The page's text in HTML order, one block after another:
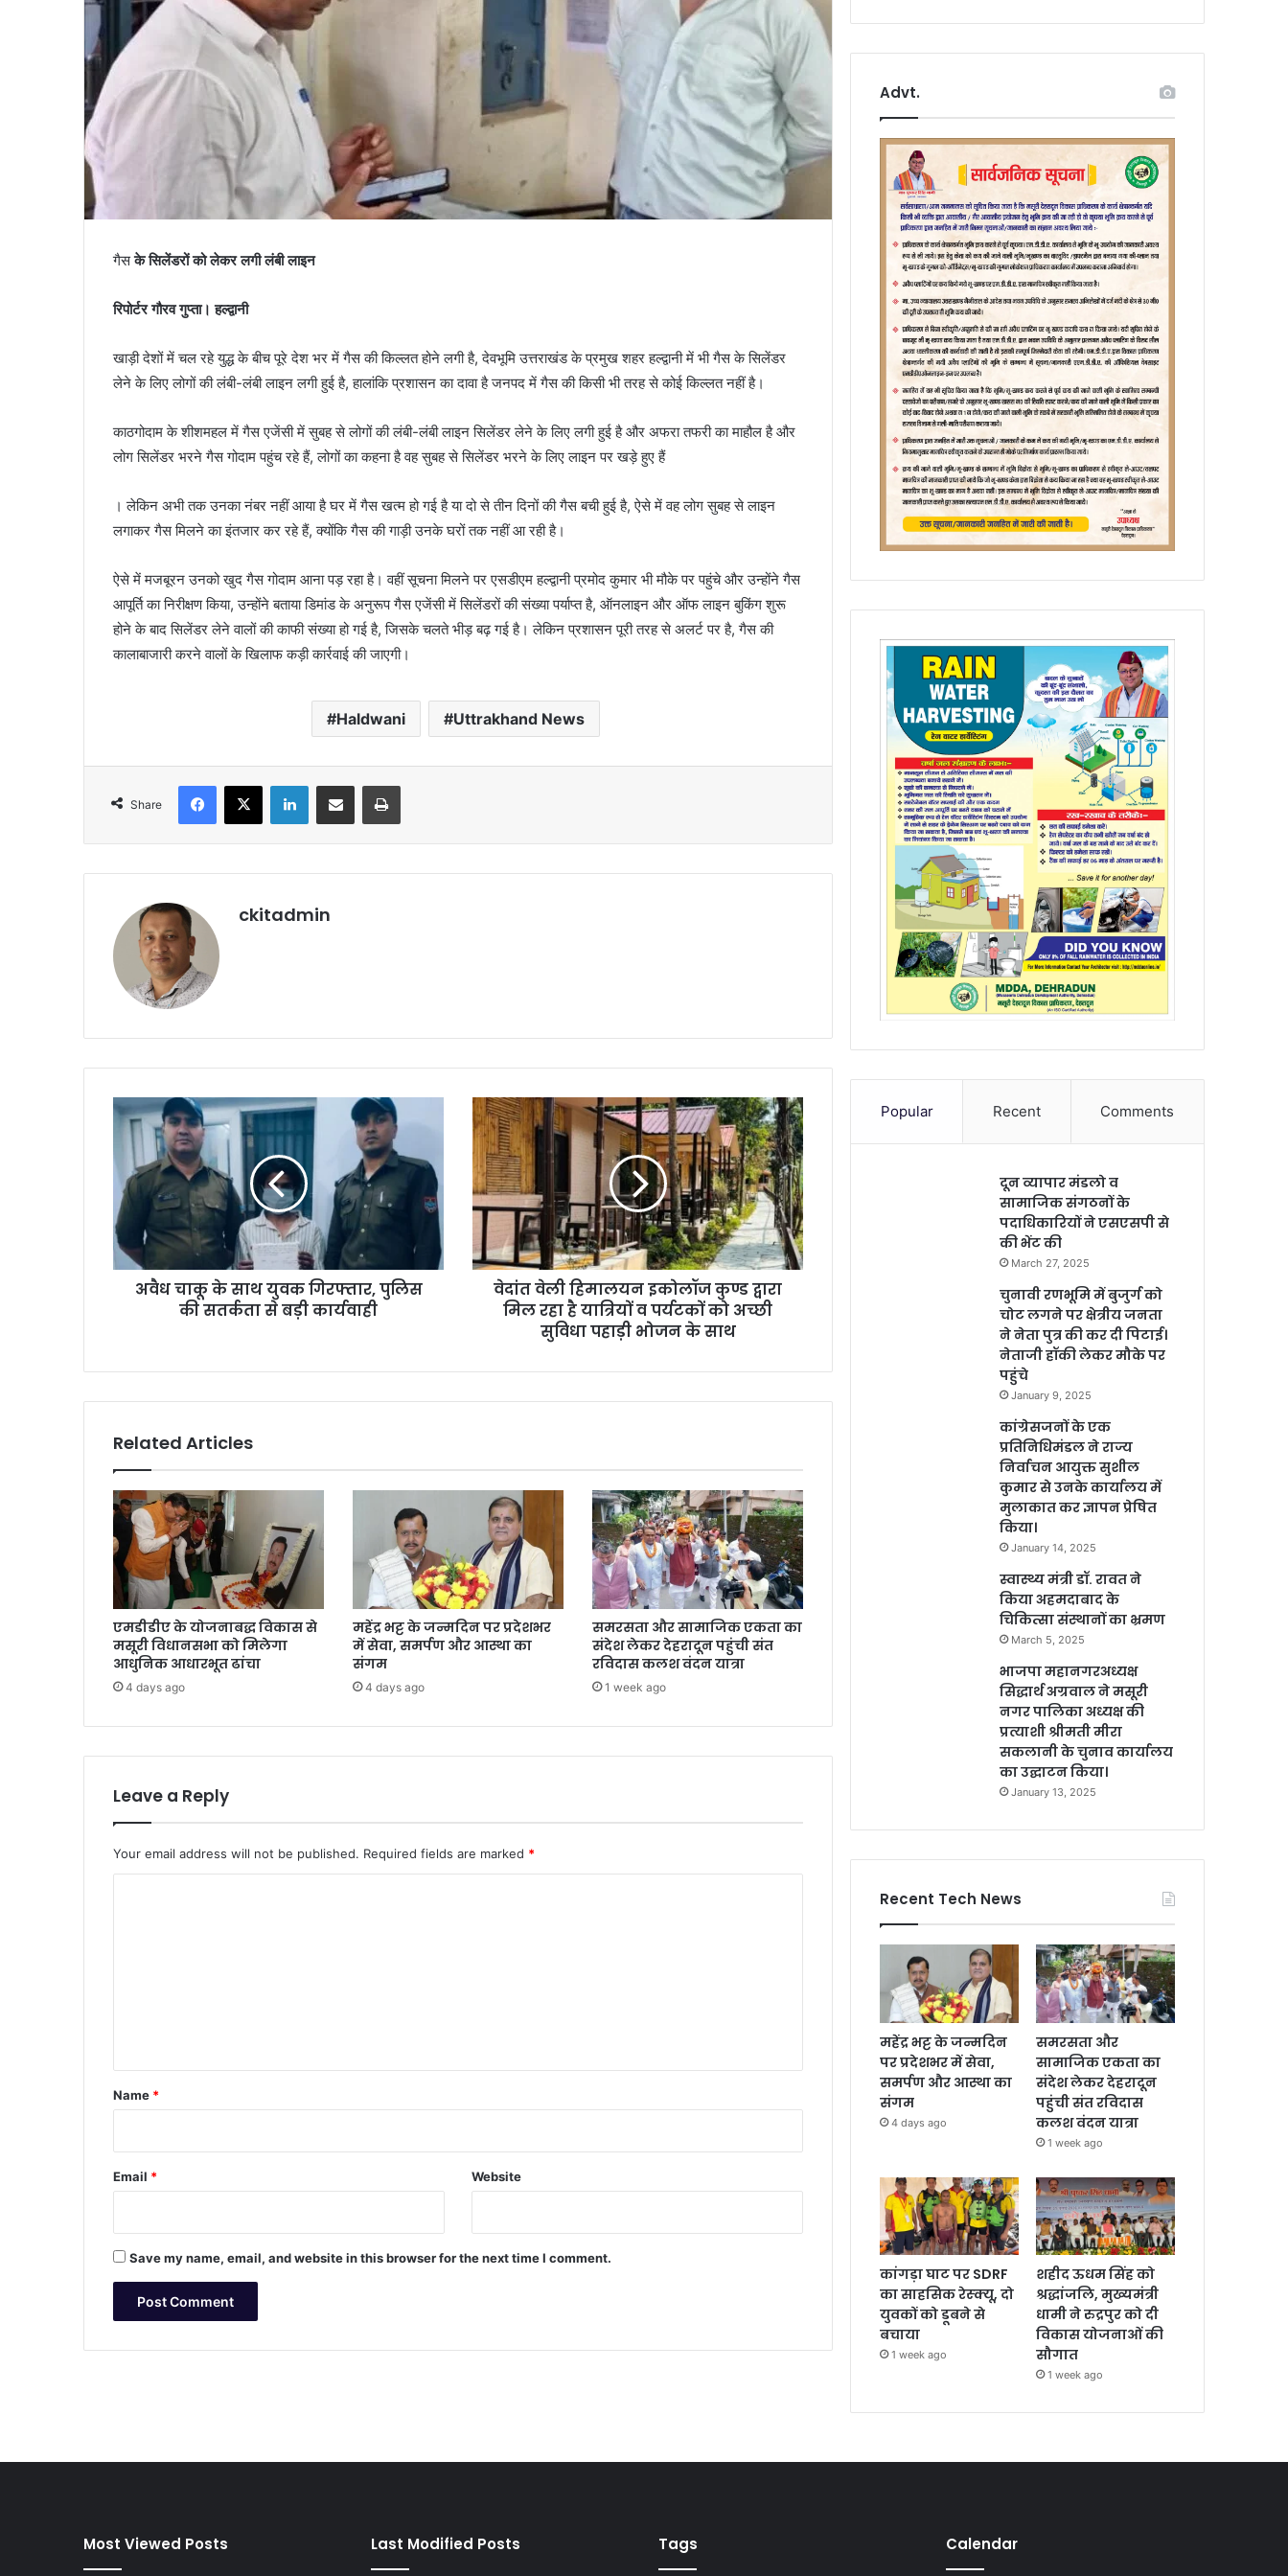
गैसके सिलेंडरों को लेकर लगी लंबी लाइन
रिपोर्टर गौरव गुप्ता। हल्द्वानी
खाड़ी देशों में चल रहे युद्ध के बीच पूरे देश भर में गैस की किल्लत होने लगी है, देवभूमि उत्तराखंड के प्रमुख शहर हल्द्वानी में भी गैस के सिलेंडर
लेने के लिए लोगों की लंबी-लंबी लाइन लगी हुई है, हालांकि प्रशासन का दावा है जनपद में गैस की किसी भी तरह से कोई किल्लत नहीं है।
काठगोदाम के शीशमहल में गैस एजेंसी में सुबह से लोगों की लंबी-लंबी लाइन सिलेंडर लेने के लिए लगी हुई है और अफरा तफरी का माहौल है और
लोग सिलेंडर भरने गैस गोदाम पहुंच रहे हैं, लोगों का कहना है वह सुबह से सिलेंडर भरने के लिए लाइन पर खड़े हुए हैं
। लेकिन अभी तक उनका नंबर नहीं आया है घर में गैस खत्म हो गई है या दो से तीन दिनों की गैस बची हुई है, ऐसे में वह लोग सुबह से लाइन
लगाकर गैस मिलने का इंतजार कर रहे हैं, क्योंकि गैस की गाड़ी उनके घरों तक नहीं आ रही है।
ऐसे में मजबूरन उनको खुद गैस गोदाम आना पड़ रहा है। वहीं सूचना मिलने पर एसडीएम हल्द्वानी प्रमोद कुमार भी मौके पर पहुंचे और उन्होंने गैस
आपूर्ति का निरीक्षण किया, उन्होंने बताया डिमांड के अनुरूप गैस एजेंसी में सिलेंडरों की संख्या पर्याप्त है, ऑनलाइन और ऑफ लाइन बुकिंग शुरू
होने के बाद सिलेंडर लेने वालों की काफी संख्या हो गई है, जिसके चलते भीड़ बढ़ गई है। लेकिन प्रशासन पूरी तरह से अलर्ट पर है, गैस की
कालाबाजारी करने वालों के खिलाफ कड़ी कार्रवाई की जाएगी।
Haldwani Uttrakhand News
Share
ckitadmin
अ
के
सा
थ
यु
फ्ता
लि
स
की
स
र्क
ता
ब
ड़ी
का
र्य
वा
अवैध चाकू के साथ युवक गिरफ्तार, पुलिस
की सतर्कता से बड़ी कार्यवाही
वे
दां
वे
ली
हि
ल
य
ज
मि
ल
है
या
त्रि
यों
व
प
को
प
हा
वेदांत वेली हिमालयन इकोलॉज कुण्ड द्वारा
मिल रहा है यात्रियों व पर्यटकों को अच्छी
सुविधा पहाड़ी भोजन के साथ
Related Articles
एमडीडीए के योजनाबद्ध विकास से
मसूरी विधानसभा को मिलेगा
आधुनिक आधारभूत ढांचा
4 days ago
महेंद्र भट्ट के जन्मदिन पर प्रदेशभर
में सेवा, समर्पण और आस्था का
संगम
4 days ago
समरसता और सामाजिक एकता का
संदेश लेकर देहरादून पहुंची संत
रविदास कलश वंदन यात्रा
1 week ago
Leave a Reply
Your email address will not be published. Required fields are marked *
*
Name *
Email * Website
Save my name, email, and website in this browser for the next time I comment.
Advt.
Popular Recent Comments
दून व्यापार मंडलो व
सामाजिक संगठनों के
पदाधिकारियों ने एसएसपी से
की भेंट की
March 27, 2025
चुनावी रणभूमि में बुजुर्ग को
चोट लगने पर क्षेत्रीय जनता
ने नेता पुत्र की कर दी पिटाई।
नेताजी हॉकी लेकर मौके पर
पहुंचे
January 9, 2025
कांग्रेसजनों के एक
प्रतिनिधिमंडल ने राज्य
निर्वाचन आयुक्त सुशील
कुमार से उनके कार्यालय में
मुलाकात कर ज्ञापन प्रेषित
किया।
January 14, 2025
स्वास्थ्य मंत्री डॉ. रावत ने
किया अहमदाबाद के
चिकित्सा संस्थानों का भ्रमण
March 5, 2025
भाजपा महानगरअध्यक्ष
सिद्धार्थ अग्रवाल ने मसूरी
नगर पालिका अध्यक्ष की
प्रत्याशी श्रीमती मीरा
सकलानी के चुनाव कार्यालय
का उद्घाटन किया।
January 13, 2025
Recent Tech News
महेंद्र भट्ट के जन्मदिन
पर प्रदेशभर में सेवा,
समर्पण और आस्था का
संगम
4 days ago
समरसता और
सामाजिक एकता का
संदेश लेकर देहरादून
पहुंची संत रविदास
कलश वंदन यात्रा
1 week ago
कांगड़ा घाट पर SDRF
का साहसिक रेस्क्यू, दो
युवकों को डूबने से
बचाया
1 week ago
शहीद ऊधम सिंह को
श्रद्धांजलि, मुख्यमंत्री
धामी ने रुद्रपुर को दी
विकास योजनाओं की
सौगात
1 week ago
Most Viewed Posts Last Modified Posts Tags Calendar